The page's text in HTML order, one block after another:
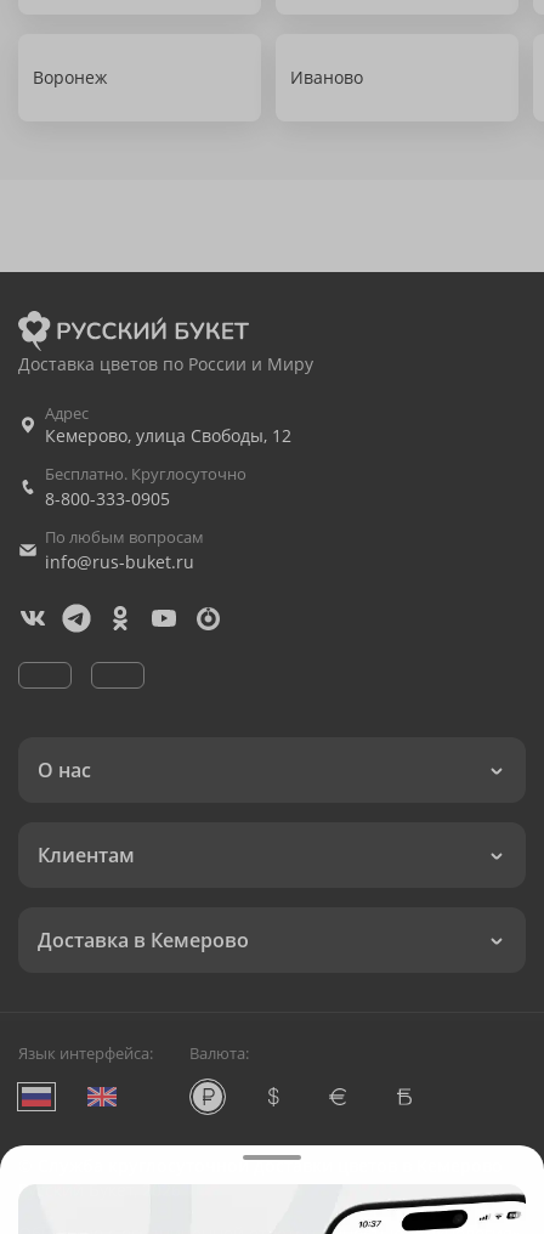
Воронеж Иваново
Доставка цветов по России и Миру
Адрес
Кемерово, улица Свободы, 12
Бесплатно. Круглосуточно
8-800-333-0905
По любым вопросам
info@rus-buket.ru
О нас
Клиентам
Доставка в Кемерово
Язык интерфейса: Валюта:
Служба круглосуточной доставки цветов в Кемерово
Русский Букет, 2026